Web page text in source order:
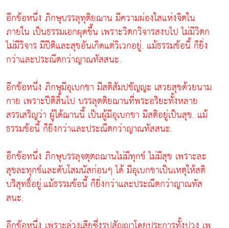
อีกข้อหนึ่ง ภิกษุบรรลุทุติยฌาน มีความผ่องใสแห่งจิตใน
ภายใน เป็นธรรมเอกผุดขึ้น เพราะวิตกวิจารสงบไป ไม่มีวิตก
ไม่มีวิจาร มีปีติและสุขอันเกิดแต่วิเวกอยู่. แม้ธรรมข้อนี้ ก็ยิ่ง
กว่าและประณีตกว่าญาณทัสสนะ.
อีกข้อหนึ่ง ภิกษุมีอุเบกขา มีสติสัมปชัญญะ เสวยสุขด้วยนาม
กาย เพราะปีติสิ้นไป บรรลุตติยฌานที่พระอริยะทั้งหลาย
สรรเสริญว่า ผู้ได้ฌานนี้ เป็นผู้มีอุเบกขา มีสติอยู่เป็นสุข. แม้
ธรรมข้อนี้ ก็ยิ่งกว่าและประณีตกว่าญาณทัสสนะ.
อีกข้อหนึ่ง ภิกษุบรรลุจตุตถฌานไม่มีทุกข์ ไม่มีสุข เพราะละ
สุขละทุกข์และดับโสมนัสก่อนๆ ได้ มีอุเบกขาเป็นเหตุให้สติ
บริสุทธิ์อยู่.แม้ธรรมข้อนี้ ก็ยิ่งกว่าและประณีตกว่าญาณทัส
สนะ.